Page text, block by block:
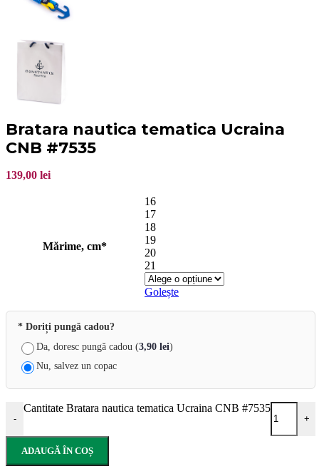
Bratara nautica tematica Ucraina
CNB #7535
139,00 lei
Mărime, cm*
16
17
18
19
20
21
Golește
* Doriți pungă cadou?
Da, doresc pungă cadou (3,90 lei)
Nu, salvez un copac
-
Cantitate Bratara nautica tematica Ucraina CNB #7535
+
ADAUGĂ ÎN COȘ